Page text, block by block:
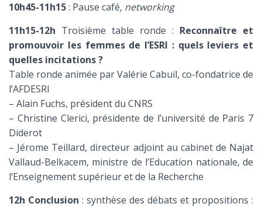
10h45-11h15: Pause café, networking
11h15-12h Troisième table ronde : Reconnaître et
promouvoir les femmes de l’ESRI : quels leviers et
quelles incitations ?
Table ronde animée par Valérie Cabuil, co-fondatrice de
l’AFDESRI
– Alain Fuchs, président du CNRS
– Christine Clerici, présidente de l’université de Paris 7
Diderot
– Jérome Teillard, directeur adjoint au cabinet de Najat
Vallaud-Belkacem, ministre de l’Education nationale, de
l’Enseignement supérieur et de la Recherche
12h Conclusion : synthèse des débats et propositions :